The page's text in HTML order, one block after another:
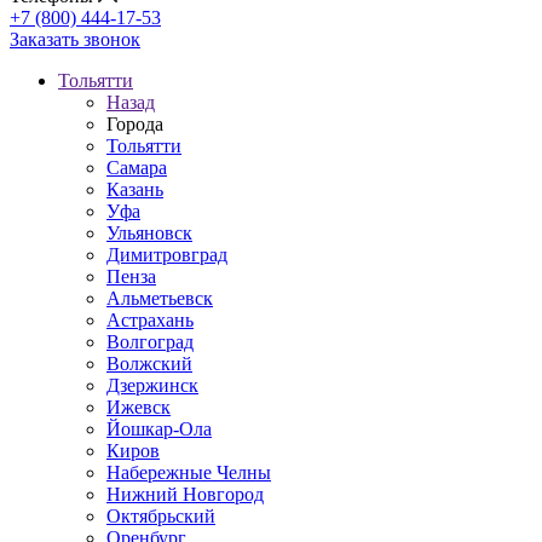
+7 (800) 444-17-53
Заказать звонок
Тольятти
Назад
Города
Тольятти
Самара
Казань
Уфа
Ульяновск
Димитровград
Пенза
Альметьевск
Астрахань
Волгоград
Волжский
Дзержинск
Ижевск
Йошкар-Ола
Киров
Набережные Челны
Нижний Новгород
Октябрьский
Оренбург